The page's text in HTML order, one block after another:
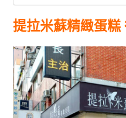
提拉米蘇精緻蛋糕